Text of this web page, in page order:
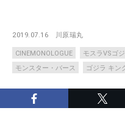
2019.07.16 川原瑞丸
CINEMONOLOGUE モスラVSゴ
モンスター・バース
ゴジラ キン